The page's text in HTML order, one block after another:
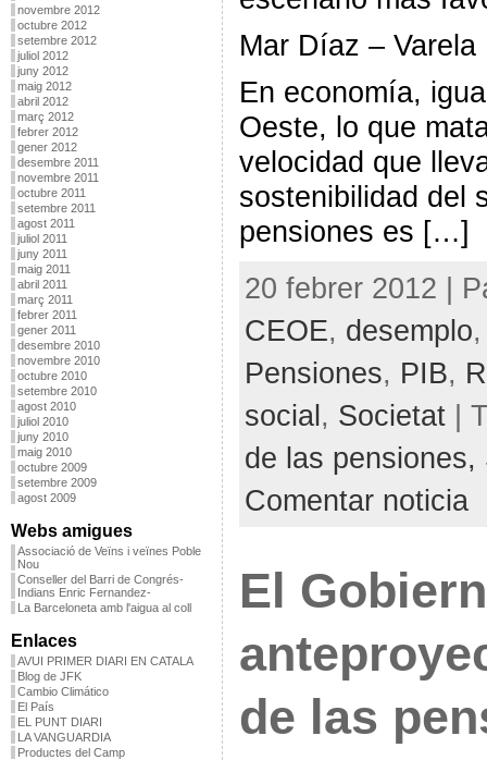
novembre 2012
octubre 2012
setembre 2012
juliol 2012
juny 2012
maig 2012
abril 2012
març 2012
febrer 2012
gener 2012
desembre 2011
novembre 2011
octubre 2011
setembre 2011
agost 2011
juliol 2011
juny 2011
maig 2011
abril 2011
març 2011
febrer 2011
gener 2011
desembre 2010
novembre 2010
octubre 2010
setembre 2010
agost 2010
juliol 2010
juny 2010
maig 2010
octubre 2009
setembre 2009
agost 2009
Webs amigues
Associació de Veïns i veïnes Poble
Nou
Conseller del Barri de Congrés-
Indians Enric Fernandez-
La Barceloneta amb l'aigua al coll
Enlaces
AVUI PRIMER DIARI EN CATALA
Blog de JFK
Cambio Climático
El País
EL PUNT DIARI
LA VANGUARDIA
Productes del Camp
Mar Díaz – Varela
En economía,
Oeste, lo que
velocidad que
sostenibilidad del
pensiones es […]
20 febrer 2012 |
CEOE, desemplo
Pensiones, PIB,
social, Societat|
de las pensiones,
Comentar noticia
El
de las